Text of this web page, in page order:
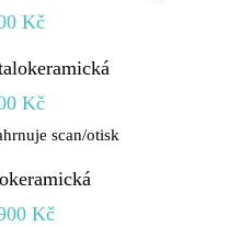
Kč
Kč
scan/otisk
Kč